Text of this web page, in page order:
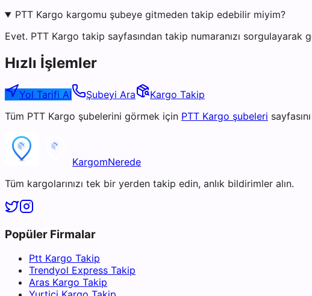
PTT Kargo kargomu şubeye gitmeden takip edebilir miyim?
Evet. PTT Kargo takip sayfasından takip numaranızı
Hızlı İşlemler
Yol Tarifi Al Şubeyi Ara
Kargo Takip
Tüm PTT Kargo şubelerini görmek için PTT Kargo şubeleri
KargomNerede
Tüm kargolarınızı tek bir yerden takip edin, anlık bildirimler alın.
Popüler Firmalar
Ptt Kargo Takip
Trendyol Express Takip
Aras Kargo Takip